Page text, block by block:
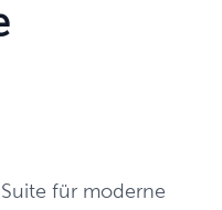
für moderne